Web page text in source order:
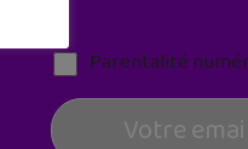
Parentalité